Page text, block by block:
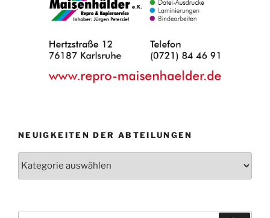
NEUIGKEITEN DER ABTEILUNGEN